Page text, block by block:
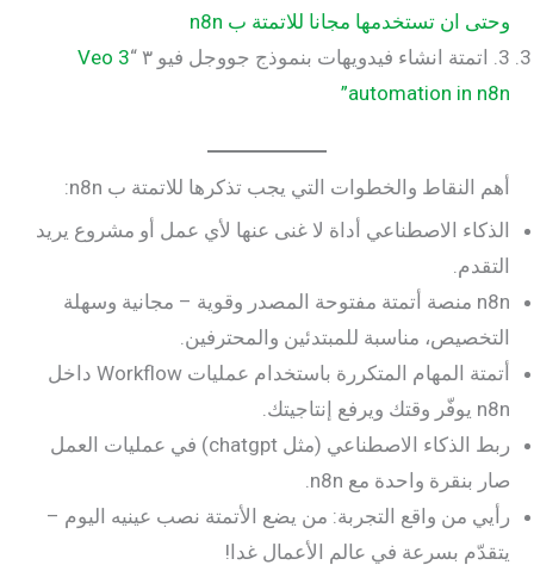
وحتى ان تستخدمها مجانا للاتمتة ب n8n
3. اتمتة انشاء فيدويهات بنموذج جووجل فيو ٣ “
Veo 3
automation in n8n”
أهم النقاط والخطوات التي يجب تذكرها للاتمتة ب n8n:
الذكاء الاصطناعي أداة لا غنى عنها لأي عمل أو مشروع يريد
التقدم.
n8n منصة أتمتة مفتوحة المصدر وقوية – مجانية وسهلة
التخصيص، مناسبة للمبتدئين والمحترفين.
أتمتة المهام المتكررة باستخدام عمليات Workflow داخل
n8n يوفّر وقتك ويرفع إنتاجيتك.
ربط الذكاء الاصطناعي (مثل chatgpt) في عمليات العمل
صار بنقرة واحدة مع n8n.
رأيي من واقع التجربة: من يضع الأتمتة نصب عينيه اليوم –
يتقدّم بسرعة في عالم الأعمال غدا!